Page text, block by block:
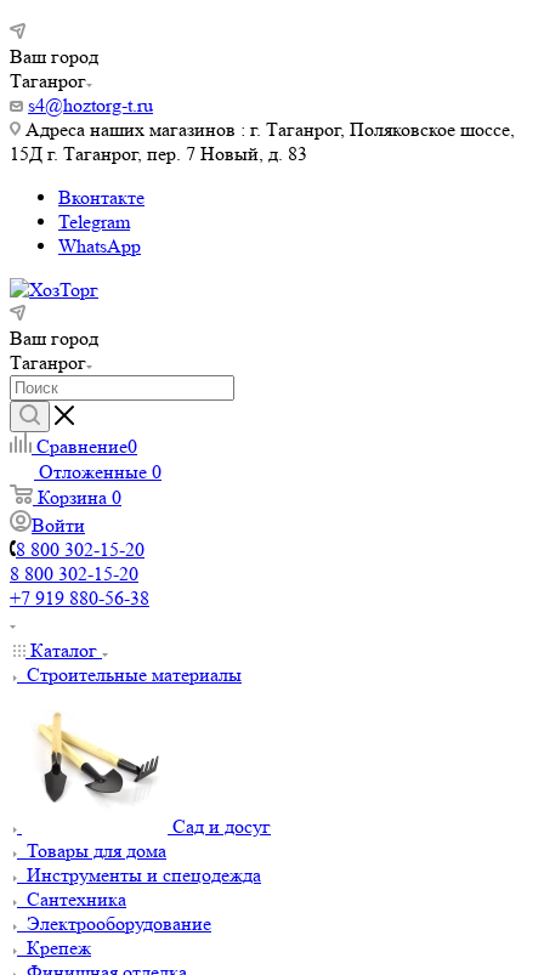
Ваш город
Таганрог
s4@hoztorg-t.ru
Адреса наших магазинов : г. Таганрог, Поляковское шоссе,
15Д г. Таганрог, пер. 7 Новый, д. 83
Вконтакте
Telegram
WhatsApp
Ваш город
Таганрог
Сравнение0
Отложенные 0
Корзина 0
Войти
8 800 302-15-20
8 800 302-15-20
+7 919 880-56-38
Каталог
Строительные материалы
Сад и досуг
Товары для дома
Инструменты и спецодежда
Сантехника
Электрооборудование
Крепеж